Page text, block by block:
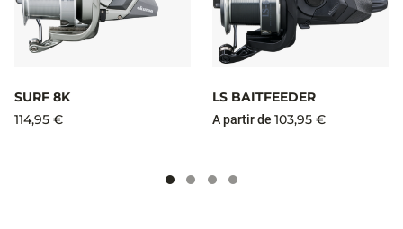
SURF 8K
114,95 €
LS BAITFEEDER
A partir de 103,95 €